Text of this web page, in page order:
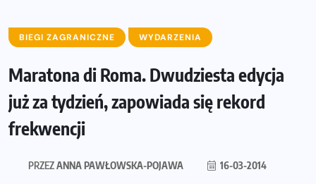
BIEGI ZAGRANICZNE WYDARZENIA
Maratona di Roma. Dwudziesta edycja
już za tydzień, zapowiada się rekord
frekwencji
PRZEZANNA PAWŁOWSKA-POJAWA 16-03-2014